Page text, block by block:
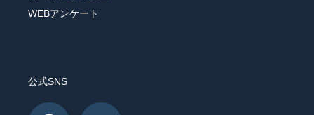
WEBアンケート
公式SNS